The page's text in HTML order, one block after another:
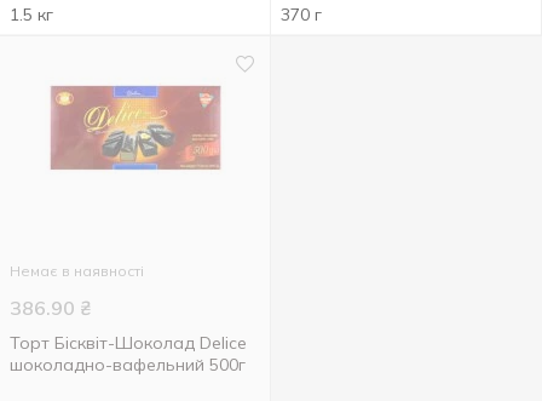
1.5 кг
370 г
Немає в наявності
386.90 ₴
Торт Бісквіт-Шоколад Delice
шоколадно-вафельний 500г